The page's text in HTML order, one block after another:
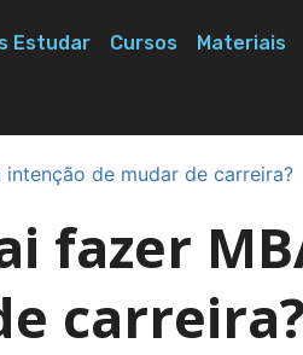
Estudar Cursos Materiais
de mudar de carreira?
fazer
carreira?